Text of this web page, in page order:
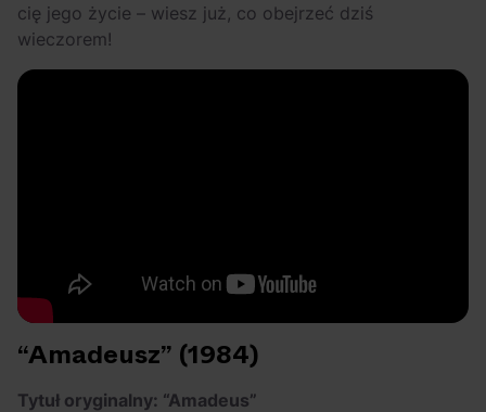
cię jego życie – wiesz już, co obejrzeć dziś
wieczorem!
“Amadeusz” (1984)
Tytuł oryginalny: “Amadeus”